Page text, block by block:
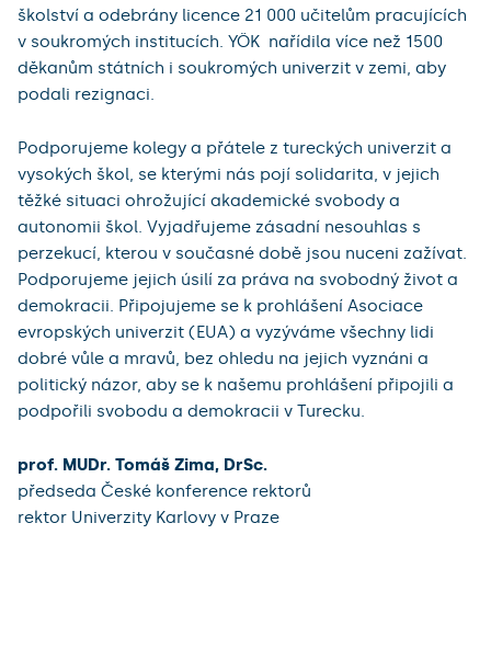
školství a odebrány licence 21 000 učitelům pracujících
v soukromých institucích. YÖK nařídila více než 1500
děkanům státních i soukromých univerzit v zemi, aby
podali rezignaci.
Podporujeme kolegy a přátele z tureckých univerzit a
vysokých škol, se kterými nás pojí solidarita, v jejich
těžké situaci ohrožující akademické svobody a
autonomii škol. Vyjadřujeme zásadní nesouhlas s
perzekucí, kterou v současné době jsou nuceni zažívat.
Podporujeme jejich úsilí za práva na svobodný život a
demokracii. Připojujeme se k prohlášení Asociace
evropských univerzit (EUA) a vyzýváme všechny lidi
dobré vůle a mravů, bez ohledu na jejich vyznáni a
politický názor, aby se k našemu prohlášení připojili a
podpořili svobodu a demokracii v Turecku.
prof. MUDr. Tomáš Zima, DrSc.
předseda České konference rektorů
rektor Univerzity Karlovy v Praze